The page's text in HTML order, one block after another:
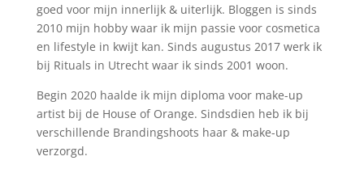
goed voor mijn innerlijk & uiterlijk. Bloggen is sinds
2010 mijn hobby waar ik mijn passie voor cosmetica
en lifestyle in kwijt kan. Sinds augustus 2017 werk ik
bij Rituals in Utrecht waar ik sinds 2001 woon.
Begin 2020 haalde ik mijn diploma voor make-up
artist bij de House of Orange. Sindsdien heb ik bij
verschillende Brandingshoots haar & make-up
verzorgd.